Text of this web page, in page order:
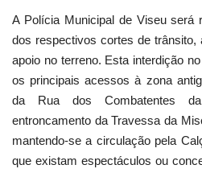
A Polícia Municipal de Viseu será
dos respectivos cortes de trânsito,
apoio no terreno. Esta interdição
os principais acessos à zona
da Rua dos Combatentes
entroncamento da Travessa da
mantendo-se a circulação pela
que existam espectáculos ou